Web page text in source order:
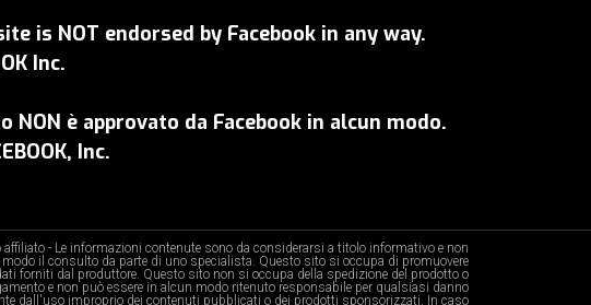
is NOT endorsed by Facebook in any way.
Inc.
è approvato da Facebook in alcun modo.
Inc.
affiliato - Le informazioni contenute sono da considerarsi a titolo informativo e non
il consulto da parte di uno specialista. Questo sito si occupa di promuovere
forniti dal produttore. Questo sito non si occupa della spedizione del prodotto o
e non può essere in alcun modo ritenuto responsabile per qualsiasi danno
dall'uso improprio dei contenuti pubblicati o dei prodotti sponsorizzati. In caso